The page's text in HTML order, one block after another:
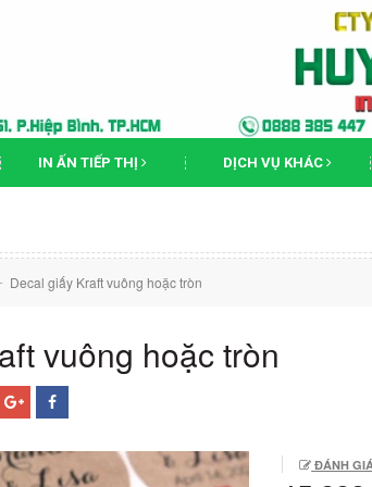
IN ẤN TIẾP THỊ DỊCH VỤ KHÁC
Tìm
Decal giấy Kraft vuông hoặc tròn
vuông hoặc tròn
ĐÁNH